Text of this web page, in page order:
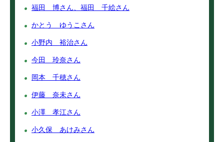
福田 博さん、福田 千絵さん
かとう ゆうこさん
小野内 裕治さん
今田 玲奈さん
岡本 千穂さん
伊藤 奈未さん
小澤 孝江さん
小久保 あけみさん